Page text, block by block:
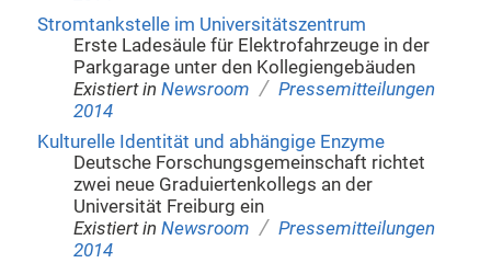
Stromtankstelle im Universitätszentrum
Erste Ladesäule für Elektrofahrzeuge in der
Parkgarage unter den Kollegiengebäuden
Existiert in Newsroom / Pressemitteilungen
2014
Kulturelle Identität und abhängige Enzyme
Deutsche Forschungsgemeinschaft richtet
zwei neue Graduiertenkollegs an der
Universität Freiburg ein
Existiert in Newsroom / Pressemitteilungen
2014